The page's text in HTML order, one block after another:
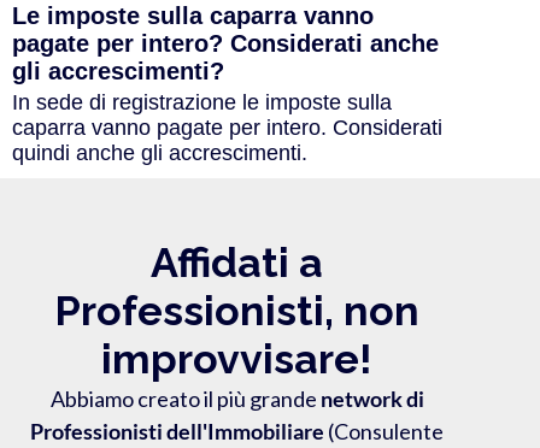
Le imposte sulla caparra vanno
pagate per intero? Considerati anche
gli accrescimenti?
In sede di registrazione le imposte sulla
caparra vanno pagate per intero. Considerati
quindi anche gli accrescimenti.
Affidati a
Professionisti, non
improvvisare!
Abbiamo creato il più grande network di
Professionisti dell'Immobiliare (Consulente